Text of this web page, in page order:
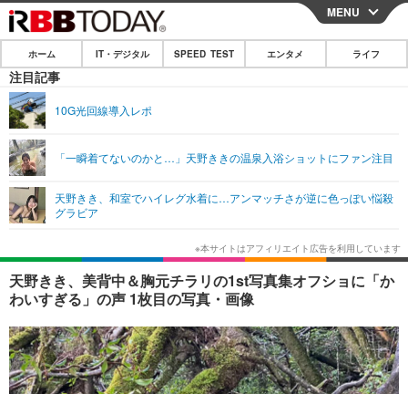
CLOSE
ホーム
IT・デジタル
ショッピング その他
SPEED TEST
エンタメ
エンタメTOP
韓国・芸能
音楽 スポーツ
ショッピング その他
ライフ
ライフTOP グルメ
ペット ショッピング
その他
リリース一覧
プッシュ通知の停止方法
MENU
ホーム IT・デジタル SPEED TEST エンタメ ライフ
注目記事
10G光回線導入レポ
「一瞬着てないのかと…」天野ききの温泉入浴ショットにファン注目
天野きき、和室でハイレグ水着に…アンマッチさが逆に色っぽい悩殺
グラビア
天野きき、美背中＆胸元チラリの1st写真集オフショに「か
わいすぎる」の声 1枚目の写真・画像